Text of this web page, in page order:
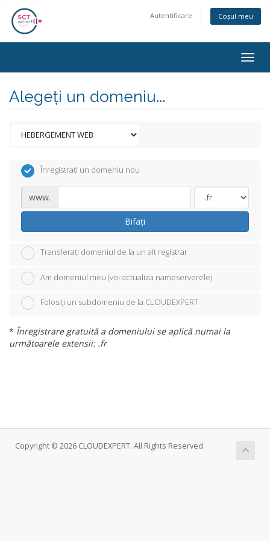
Autentificare Coșul meu
Alegeți un domeniu...
Înregistrați un domeniu nou
www.
Bifați
Transferați domeniul de la un alt registrar
Am domeniul meu (voi actualiza nameserverele)
Folosiți un subdomeniu de la CLOUDEXPERT
* Înregistrare gratuită a domeniului se aplică numai la
următoarele extensii: .fr
Copyright © 2026 CLOUDEXPERT. All Rights Reserved.